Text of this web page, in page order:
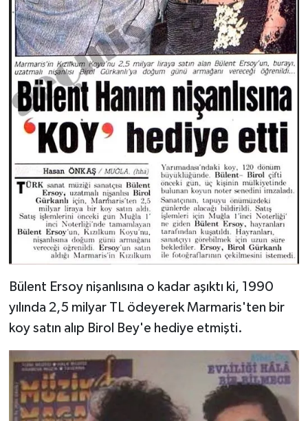
Bülent Ersoy nişanlısına o kadar aşıktı ki, 1990
yılında 2,5 milyar TL ödeyerek Marmaris'ten bir
koy satın alıp Birol Bey'e hediye etmişti.